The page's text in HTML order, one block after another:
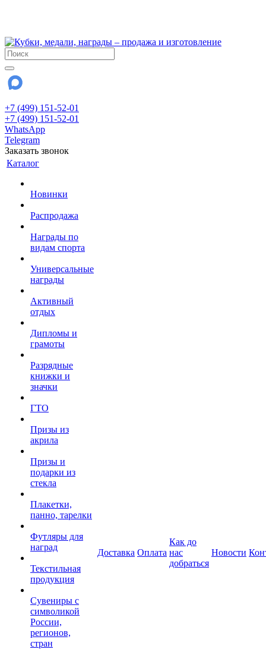
+7 (499) 151-52-01
+7 (499) 151-52-01
WhatsApp
Telegram
Заказать звонок
Каталог
Новинки
Распродажа
Награды по
видам спорта
Универсальные
награды
Активный
отдых
Дипломы и
грамоты
Разрядные
книжки и
значки
ГТО
Призы из
акрила
Призы и
подарки из
стекла
Плакетки,
панно, тарелки
Футляры для
наград
Текстильная
продукция
Сувениры с
символикой
России,
регионов,
стран
Доставка Оплата
Как до
нас
добраться
Новости